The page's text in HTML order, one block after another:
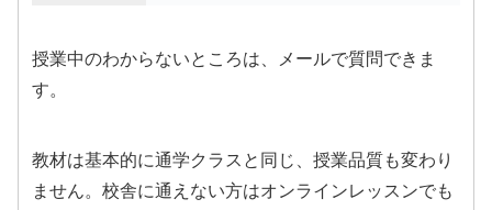
授業中のわからないところは、メールで質問できま
す。
教材は基本的に通学クラスと同じ、授業品質も変わり
ません。校舎に通えない方はオンラインレッスンでも